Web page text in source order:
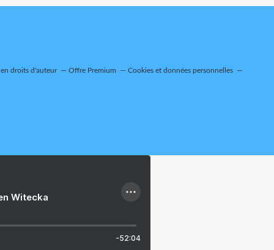
droits d'auteur Offre Premium Cookies et données personnelles
Witecka
-52:04